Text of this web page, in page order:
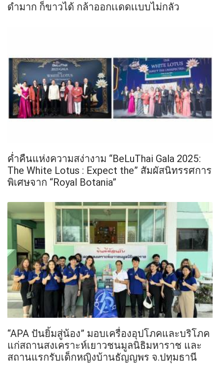
ดำมาก ก็ขาวได้ กล้าออกเเดดเเบบไม่กลัว
ค่ำคืนแห่งความสง่างาม “BeLuThai Gala 2025:
The White Lotus : Expect the” สัมผัสนิทรรศการ
พิเศษจาก “Royal Botania”
“APA ปันยิ้มสู่น้อง” มอบเครื่องอุปโภคและบริโภค
แก่สถานสงเคราะห์เยาวชนมูลนิธิมหาราช และ
สถานแรกรับเด็กหญิงบ้านธัญญพร จ.ปทุมธานี